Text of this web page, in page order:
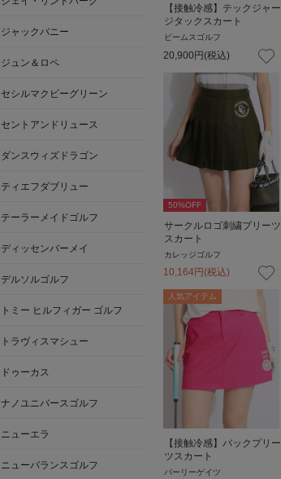
ジャックバニー
ジュン＆ロペ
セシルマクビーグリーン
セントアンドリュース
ダンスウィズドラゴン
ティエフダブリュー
テーラーメイドゴルフ
ディッセンバーメイ
デルソルゴルフ
トミー ヒルフィガー ゴルフ
トラヴィスマシュー
ドゥーカス
ナノユニバースゴルフ
ニューエラ
ニューバランスゴルフ
【接触冷感】テックジャー
ジタックスカート
ビームスゴルフ
20,900円(税込)
50%OFF
サークルロゴ刺繍プリーツ
スカート
カレッジゴルフ
10,164円 (税込)
人気アイテム
【接触冷感】バックプリー
ツスカート
パーリーゲイツ